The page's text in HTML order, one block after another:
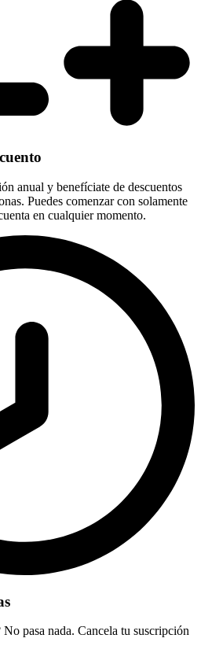
anual y benefíciate de descuentos
Puedes comenzar con solamente
en cualquier momento.
No pasa nada. Cancela tu suscripción